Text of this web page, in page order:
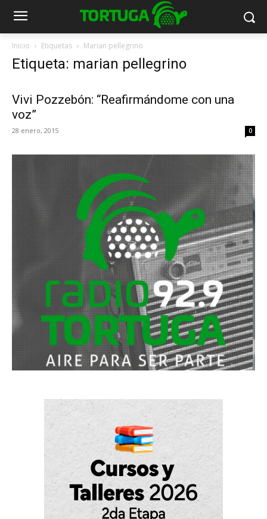
Inicio Etiquetas Marian pellegrino
Etiqueta: marian pellegrino
Vivi Pozzebón: “Reafirmándome con una
voz”
28 enero, 2015 0